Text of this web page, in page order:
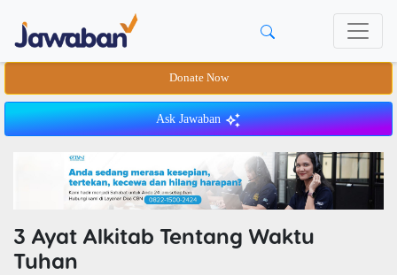
Donate Now
Ask Jawaban
3 Ayat Alkitab Tentang Waktu
Tuhan